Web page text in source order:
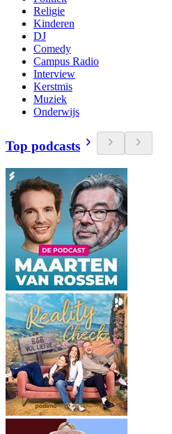
Religie
Kinderen
DJ
Comedy
Campus Radio
Interview
Kerstmis
Muziek
Onderwijs
Top podcasts